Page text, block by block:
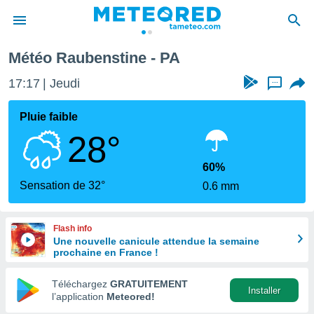
de
par
en
Météo Raubenstine - PA
17:17 Jeudi ...
Pluie faible
28°
Sensation de 32°
60%
0.6 mm
Flash info
Une nouvelle canicule attendue la semaine
prochaine en France !
Téléchargez GRATUITEMENT
l’application Meteored!
Installer